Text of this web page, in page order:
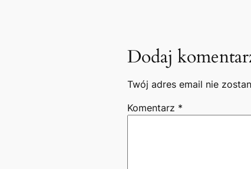
Dodaj
Twój adres email nie
Komentarz *